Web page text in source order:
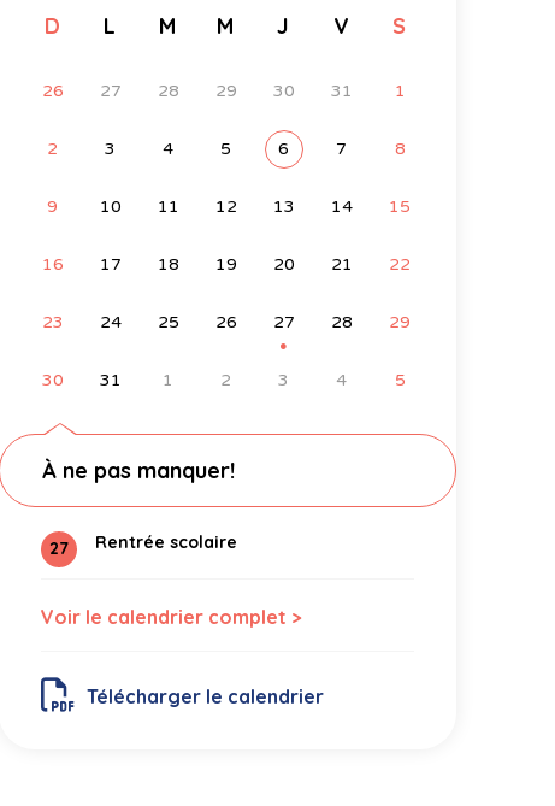
D L M M J V S
26 27 28 29 30 31 1
2 3 4 5 6 7 8
9 10 11 12 13 14 15
16 17 18 19 20 21 22
23 24 25 26 27
●
28 29
30 31 1 2 3 4 5
À ne pas manquer!
27 Rentrée scolaire
Voir le calendrier complet >
Télécharger le calendrier